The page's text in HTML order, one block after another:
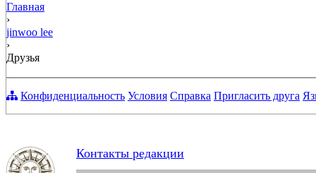
Главная
›
jinwoo lee
›
Друзья
Конфиденциальность Условия Справка Пригласить друга
Контакты редакции